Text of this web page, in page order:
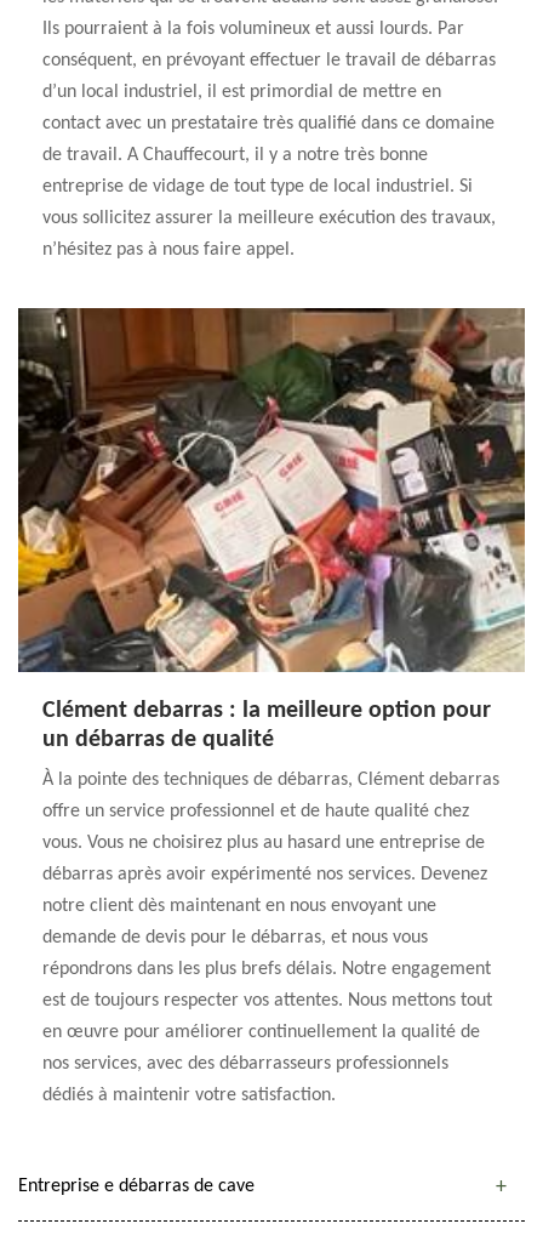
Ils pourraient à la fois volumineux et aussi lourds. Par
conséquent, en prévoyant effectuer le travail de débarras
d’un local industriel, il est primordial de mettre en
contact avec un prestataire très qualifié dans ce domaine
de travail. A Chauffecourt, il y a notre très bonne
entreprise de vidage de tout type de local industriel. Si
vous sollicitez assurer la meilleure exécution des travaux,
n’hésitez pas à nous faire appel.
Clément debarras : la meilleure option pour
un débarras de qualité
À la pointe des techniques de débarras, Clément debarras
offre un service professionnel et de haute qualité chez
vous. Vous ne choisirez plus au hasard une entreprise de
débarras après avoir expérimenté nos services. Devenez
notre client dès maintenant en nous envoyant une
demande de devis pour le débarras, et nous vous
répondrons dans les plus brefs délais. Notre engagement
est de toujours respecter vos attentes. Nous mettons tout
en œuvre pour améliorer continuellement la qualité de
nos services, avec des débarrasseurs professionnels
dédiés à maintenir votre satisfaction.
Entreprise e débarras de cave